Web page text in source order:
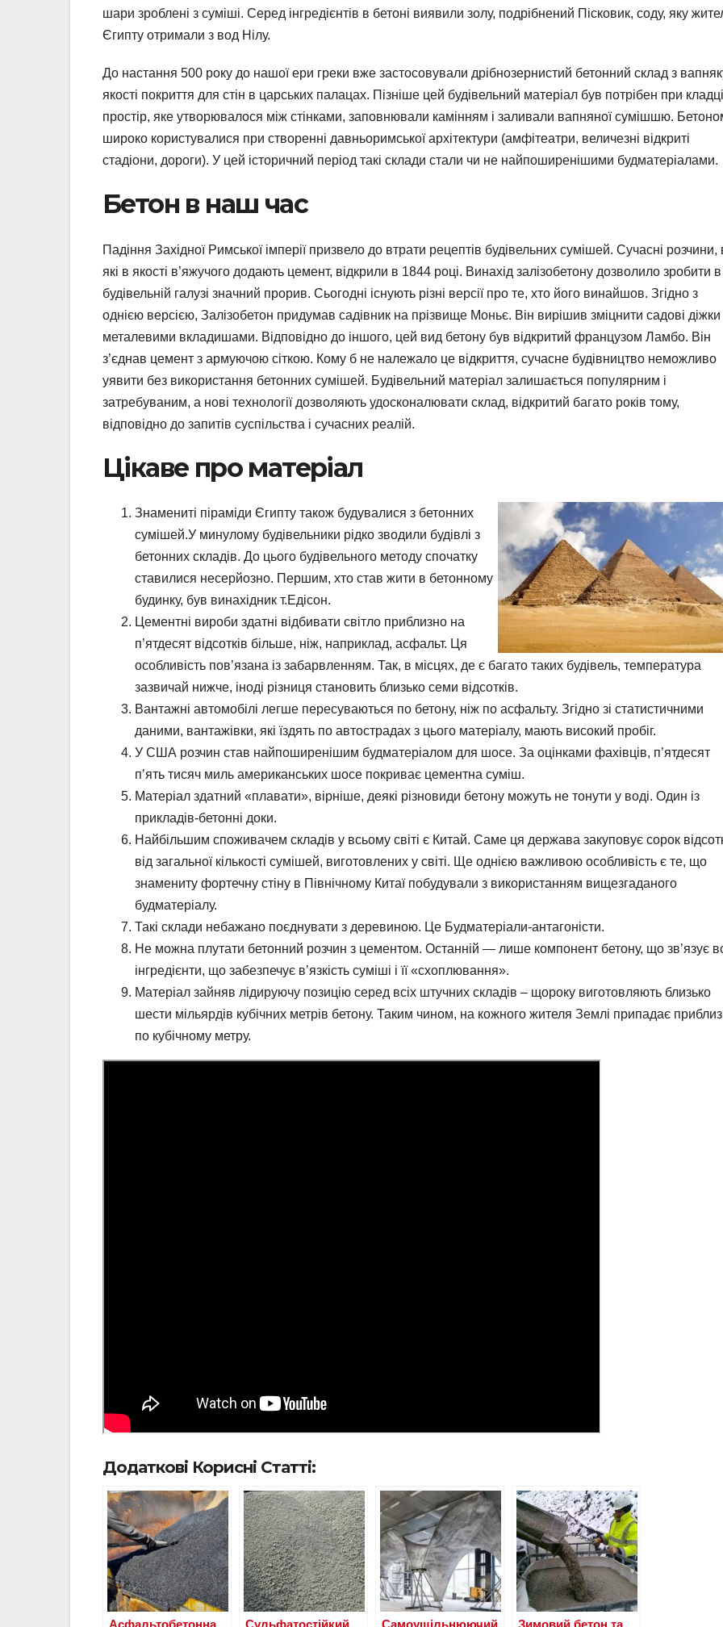
шари зроблені з суміші. Серед інгредієнтів в бетоні виявили золу, подрібнений Пісковик, соду, яку
Єгипту отримали з вод Нілу.
До настання 500 року до нашої ери греки вже застосовували дрібнозернистий бетонний склад з
якості покриття для стін в царських палацах. Пізніше цей будівельний матеріал був потрібен при
простір, яке утворювалося між стінками, заповнювали камінням і заливали вапняної сумішшю.
широко користувалися при створенні давньоримської архітектури (амфітеатри, величезні відкриті
стадіони, дороги). У цей історичний період такі склади стали чи не найпоширенішими будматеріалами.
Бетон в наш час
Падіння Західної Римської імперії призвело до втрати рецептів будівельних сумішей. Сучасні розчини,
які в якості в’яжучого додають цемент, відкрили в 1844 році. Винахід залізобетону дозволило зробити в
будівельній галузі значний прорив. Сьогодні існують різні версії про те, хто його винайшов. Згідно з
однією версією, Залізобетон придумав садівник на прізвище Моньє. Він вирішив зміцнити садові діжки
металевими вкладишами. Відповідно до іншого, цей вид бетону був відкритий французом Ламбо. Він
з’єднав цемент з армуючою сіткою. Кому б не належало це відкриття, сучасне будівництво неможливо
уявити без використання бетонних сумішей. Будівельний матеріал залишається популярним і
затребуваним, а нові технології дозволяють удосконалювати склад, відкритий багато років тому,
відповідно до запитів суспільства і сучасних реалій.
Цікаве про матеріал
Знамениті піраміди Єгипту також будувалися з бетонних
сумішей.У минулому будівельники рідко зводили будівлі з
бетонних складів. До цього будівельного методу спочатку
ставилися несерйозно. Першим, хто став жити в бетонному
будинку, був винахідник т.Едісон.
Цементні вироби здатні відбивати світло приблизно на
п’ятдесят відсотків більше, ніж, наприклад, асфальт. Ця
особливість пов’язана із забарвленням. Так, в місцях, де є багато таких будівель, температура
зазвичай нижче, іноді різниця становить близько семи відсотків.
Вантажні автомобілі легше пересуваються по бетону, ніж по асфальту. Згідно зі статистичними
даними, вантажівки, які їздять по автострадах з цього матеріалу, мають високий пробіг.
У США розчин став найпоширенішим будматеріалом для шосе. За оцінками фахівців, п’ятдесят
п’ять тисяч миль американських шосе покриває цементна суміш.
Матеріал здатний «плавати», вірніше, деякі різновиди бетону можуть не тонути у воді. Один із
прикладів-бетонні доки.
Найбільшим споживачем складів у всьому світі є Китай. Саме ця держава закуповує сорок
від загальної кількості сумішей, виготовлених у світі. Ще однією важливою особливість є те, що
знамениту фортечну стіну в Північному Китаї побудували з використанням вищезгаданого
будматеріалу.
Такі склади небажано поєднувати з деревиною. Це Будматеріали-антагоністи.
Не можна плутати бетонний розчин з цементом. Останній — лише компонент бетону, що зв’язує
інгредієнти, що забезпечує в’язкість суміші і її «схоплювання».
Матеріал зайняв лідируючу позицію серед всіх штучних складів – щороку виготовляють близько
шести мільярдів кубічних метрів бетону. Таким чином, на кожного жителя Землі припадає
по кубічному метру.
Додаткові Корисні Статті:
Асфальтобетонна Сульфатостійкий Самоущільнюючий Зимовий бетон та